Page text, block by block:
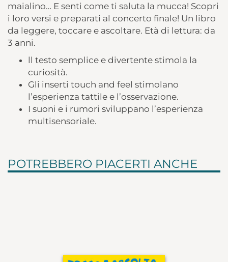
maialino… E senti come ti saluta la mucca! Scopri
i loro versi e preparati al concerto finale! Un libro
da leggere, toccare e ascoltare. Età di lettura: da
3 anni.
ll testo semplice e divertente stimola la
curiosità.
Gli inserti touch and feel stimolano
l’esperienza tattile e l’osservazione.
I suoni e i rumori sviluppano l’esperienza
multisensoriale.
POTREBBERO PIACERTI ANCHE